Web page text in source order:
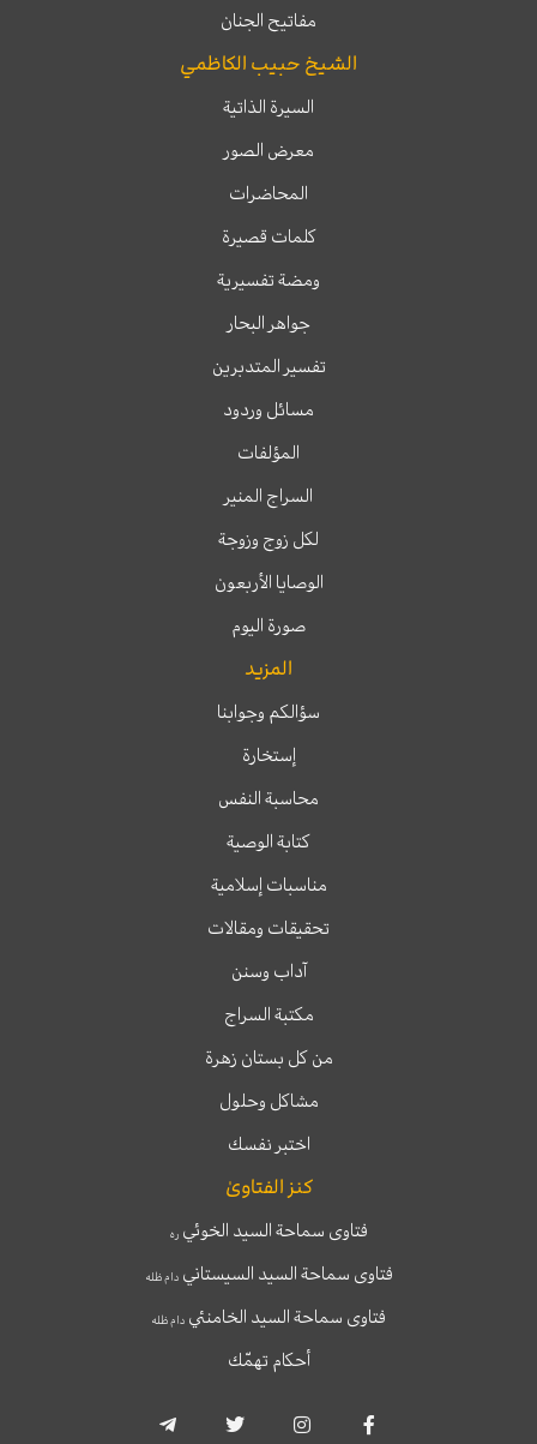
مفاتيح الجنان
الشيخ حبيب الكاظمي
السيرة الذاتية
معرض الصور
المحاضرات
كلمات قصيرة
ومضة تفسيرية
جواهر البحار
تفسير المتدبرين
مسائل وردود
المؤلفات
السراج المنير
لكل زوج وزوجة
الوصايا الأربعون
صورة اليوم
المزيد
سؤالكم وجوابنا
إستخارة
محاسبة النفس
كتابة الوصية
مناسبات إسلامية
تحقيقات ومقالات
آداب وسنن
مكتبة السراج
من كل بستان زهرة
مشاكل وحلول
اختبر نفسك
كنز الفتاوىٰ
فتاوى سماحة السيد الخوئيره
فتاوى سماحة السيد السيستانيدام ظله
فتاوى سماحة السيد الخامنئي دام ظله
أحكام تهمّك
c
s
i
l